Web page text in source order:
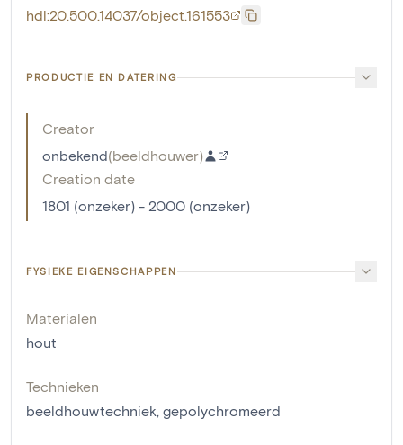
hdl:20.500.14037/object.161553
PRODUCTIE EN DATERING
Creator
onbekend(beeldhouwer)
Creation date
1801 (onzeker) - 2000 (onzeker)
FYSIEKE EIGENSCHAPPEN
Materialen
hout
Technieken
beeldhouwtechniek, gepolychromeerd